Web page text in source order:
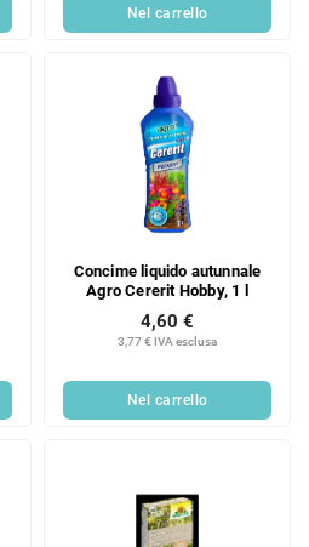
Nel carrello
Concime liquido autunnale
Agro Cererit Hobby, 1 l
3,77 € IVA esclusa
4,60 €
Nel carrello